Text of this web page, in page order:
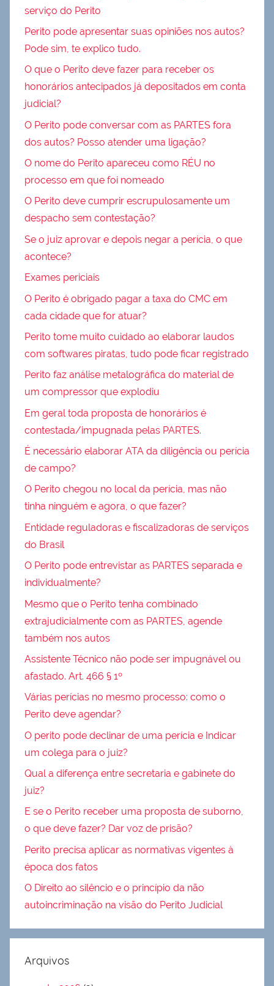
serviço do Perito
Perito pode apresentar suas opiniões nos autos?
Pode sim, te explico tudo.
O que o Perito deve fazer para receber os
honorários antecipados já depositados em conta
judicial?
O Perito pode conversar com as PARTES fora
dos autos? Posso atender uma ligação?
O nome do Perito apareceu como RÉU no
processo em que foi nomeado
O Perito deve cumprir escrupulosamente um
despacho sem contestação?
Se o juiz aprovar e depois negar a perícia, o que
acontece?
Exames periciais
O Perito é obrigado pagar a taxa do CMC em
cada cidade que for atuar?
Perito tome muito cuidado ao elaborar laudos
com softwares piratas, tudo pode ficar registrado
Perito faz análise metalográfica do material de
um compressor que explodiu
Em geral toda proposta de honorários é
contestada/impugnada pelas PARTES.
É necessário elaborar ATA da diligência ou perícia
de campo?
O Perito chegou no local da perícia, mas não
tinha ninguém e agora, o que fazer?
Entidade reguladoras e fiscalizadoras de serviços
do Brasil
O Perito pode entrevistar as PARTES separada e
individualmente?
Mesmo que o Perito tenha combinado
extrajudicialmente com as PARTES, agende
também nos autos
Assistente Técnico não pode ser impugnável ou
afastado. Art. 466 § 1º
Várias perícias no mesmo processo: como o
Perito deve agendar?
O perito pode declinar de uma perícia e Indicar
um colega para o juiz?
Qual a diferença entre secretaria e gabinete do
juiz?
E se o Perito receber uma proposta de suborno,
o que deve fazer? Dar voz de prisão?
Perito precisa aplicar as normativas vigentes à
época dos fatos
O Direito ao silêncio e o princípio da não
autoincriminação na visão do Perito Judicial
Arquivos